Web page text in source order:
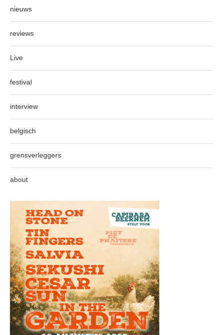
nieuws
reviews
Live
festival
interview
belgisch
grensverleggers
about